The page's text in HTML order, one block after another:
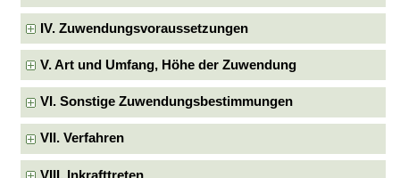
IV. Zuwendungsvoraussetzungen
V. Art und Umfang, Höhe der Zuwendung
VI. Sonstige Zuwendungsbestimmungen
VII. Verfahren
VIII. Inkrafttreten